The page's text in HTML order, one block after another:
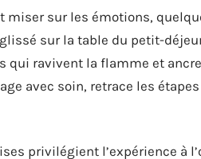
miser sur les émotions,
sur la table du petit-
qui ravivent la flamme et
avec soin, retrace les
privilégient l’expérience à